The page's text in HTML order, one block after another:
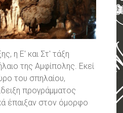
η Ε' και Στ' τάξη
της Αμφίπολης. Εκεί
του σπηλαίου,
προγράμματος
έπαιξαν στον όμορφο